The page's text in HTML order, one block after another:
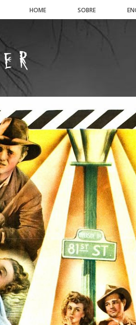
HOME SOBRE